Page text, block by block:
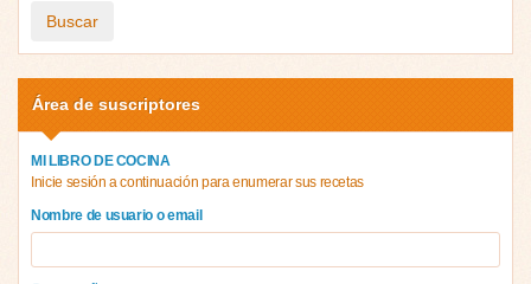
Buscar
Área de suscriptores
MI LIBRO DE COCINA
Inicie sesión a continuación para enumerar sus recetas
Nombre de usuario o email